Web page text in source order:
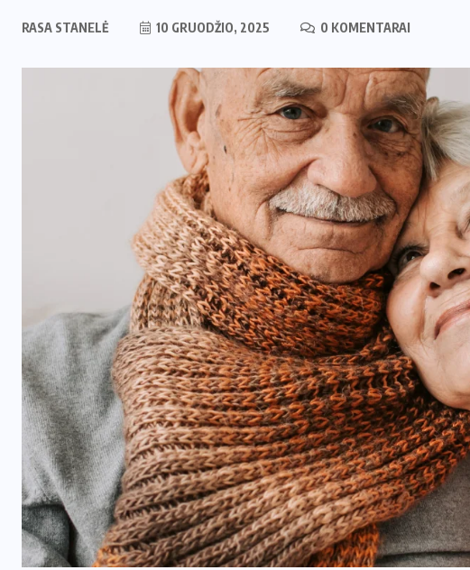
RASA STANELĖ 10 GRUODŽIO, 2025 0 KOMENTARAI
ENERGETIKA NAUJIENOS
Naujas svertas Europoje: Lietuva
perima svarbų postą strateginėje
Europos energetikos asociacijoje
2 LIEPOS, 2026